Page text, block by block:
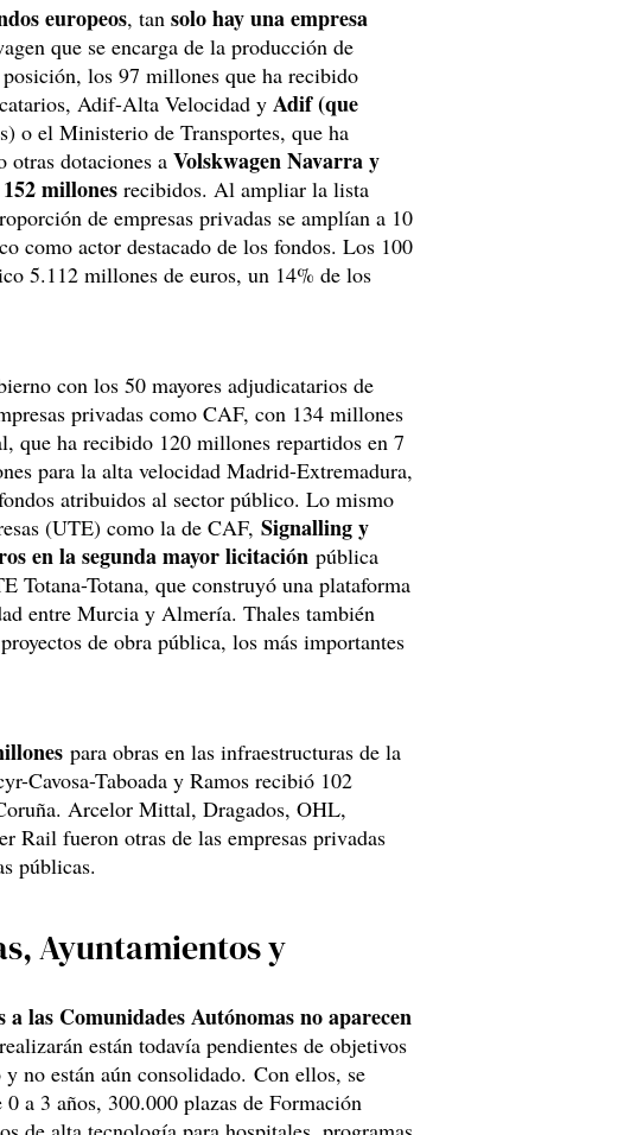
europeos, tan solo hay una empresa
que se encarga de la producción de
los 97 millones que ha recibido
Adif-Alta Velocidad y Adif (que
o el Ministerio de Transportes, que ha
otras dotaciones a Volskwagen Navarra y
millones recibidos. Al ampliar la lista
de empresas privadas se amplían a 10
como actor destacado de los fondos. Los 100
5.112 millones de euros, un 14% de los
con los 50 mayores adjudicatarios de
privadas como CAF, con 134 millones
que ha recibido 120 millones repartidos en 7
para la alta velocidad Madrid-Extremadura,
atribuidos al sector público. Lo mismo
(UTE) como la de CAF, Signalling y
en la segunda mayor licitación pública
Totana-Totana, que construyó una plataforma
entre Murcia y Almería. Thales también
de obra pública, los más importantes
para obras en las infraestructuras de la
Cavosa-Taboada y Ramos recibió 102
Arcelor Mittal, Dragados, OHL,
Rail fueron otras de las empresas privadas
públicas.
Ayuntamientos y
a las Comunidades Autónomas no aparecen
están todavía pendientes de objetivos
no están aún consolidado. Con ellos, se
a 3 años, 300.000 plazas de Formación